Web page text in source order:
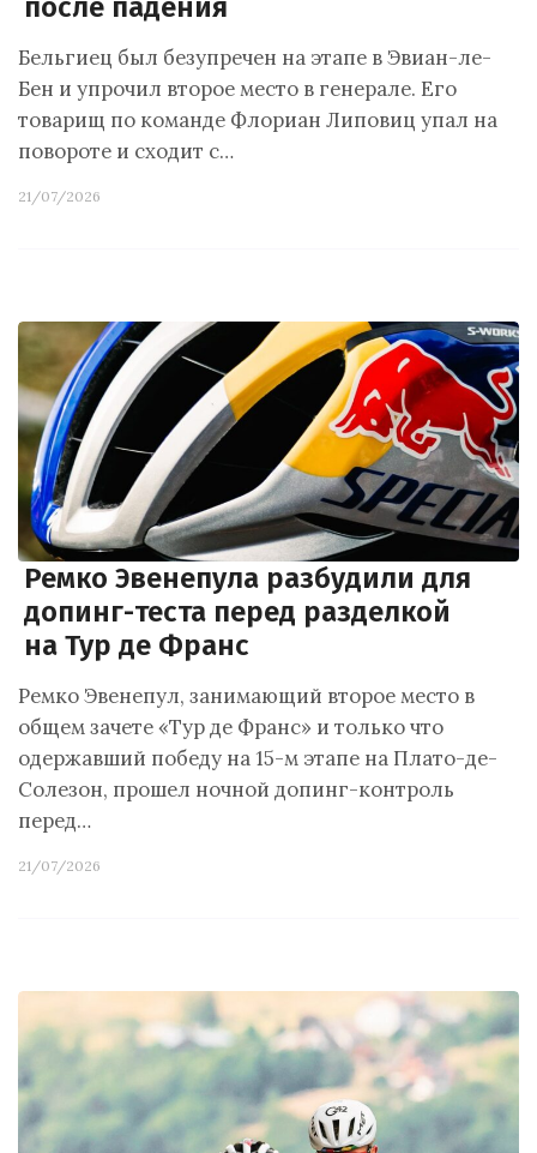
после падения
Бельгиец был безупречен на этапе в Эвиан-ле-
Бен и упрочил второе место в генерале. Его
товарищ по команде Флориан Липовиц упал на
повороте и сходит с…
21/07/2026
Ремко Эвенепула разбудили для
допинг-теста перед разделкой
на Тур де Франс
Ремко Эвенепул, занимающий второе место в
общем зачете «Тур де Франс» и только что
одержавший победу на 15-м этапе на Плато-де-
Солезон, прошел ночной допинг-контроль
перед…
21/07/2026